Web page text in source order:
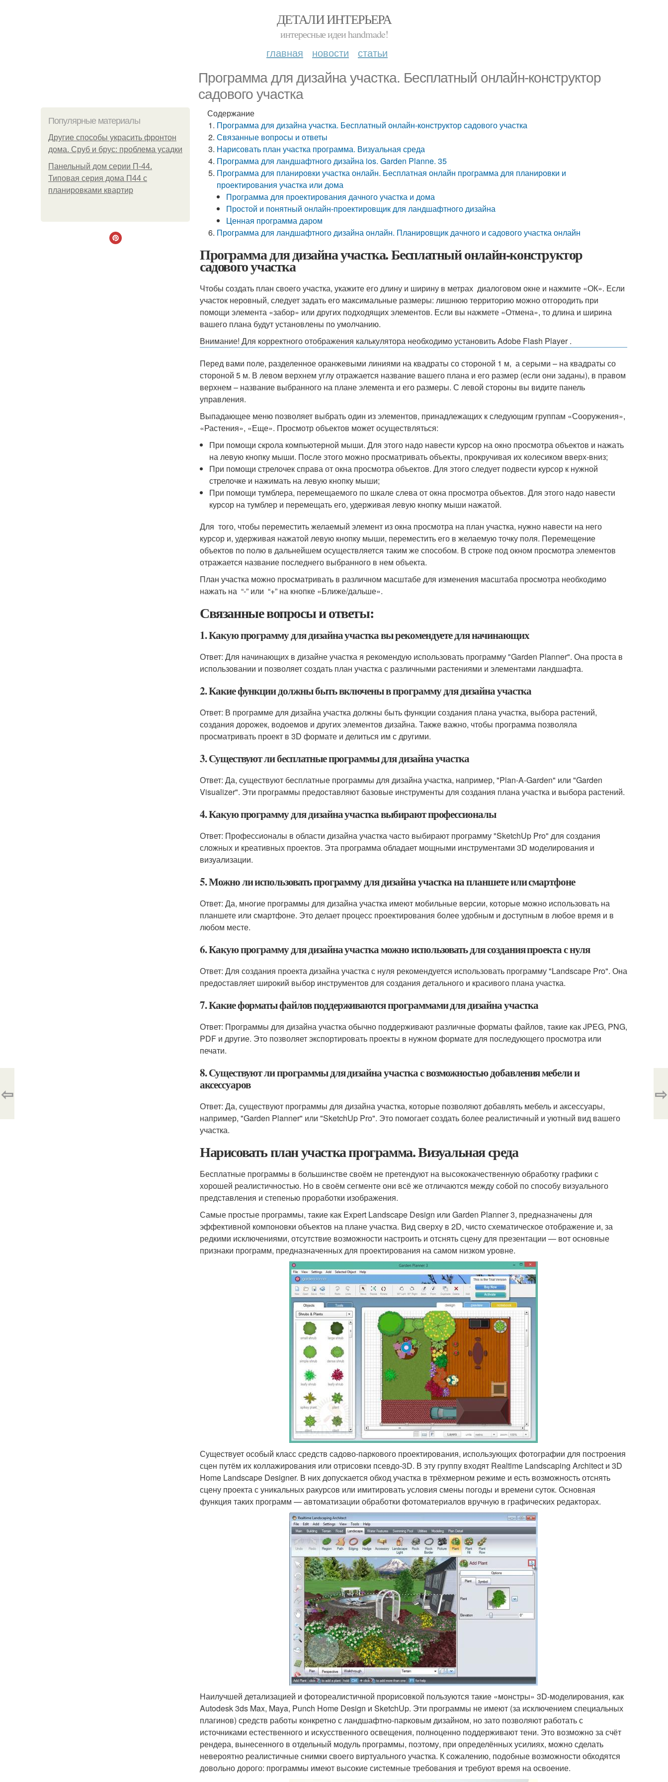
ДЕТАЛИ ИНТЕРЬЕРА
интересные идеи handmade!
главная новости статьи
Программа для дизайна участка. Бесплатный онлайн-конструктор
садового участка
Популярные материалы
Другие способы украсить фронтон
дома. Сруб и брус: проблема усадки
Панельный дом серии П-44.
Типовая серия дома П44 с
планировками квартир
Содержание
Программа для дизайна участка. Бесплатный онлайн-конструктор садового участка
Связанные вопросы и ответы
Нарисовать план участка программа. Визуальная среда
Программа для ландшафтного дизайна ios. Garden Planne. 35
Программа для планировки участка онлайн. Бесплатная онлайн программа для планировки и
проектирования участка или дома
Программа для проектирования дачного участка и дома
Простой и понятный онлайн-проектировщик для ландшафтного дизайна
Ценная программа даром
Программа для ландшафтного дизайна онлайн. Планировщик дачного и садового участка онлайн
Программа для дизайна участка. Бесплатный онлайн-конструктор
садового участка
Чтобы создать план своего участка, укажите его длину и ширину в метрах диалоговом окне и нажмите «ОК». Если
участок неровный, следует задать его максимальные размеры: лишнюю территорию можно отгородить при
помощи элемента «забор» или других подходящих элементов. Если вы нажмете «Отмена», то длина и ширина
вашего плана будут установлены по умолчанию.
Внимание! Для корректного отображения калькулятора необходимо установить Adobe Flash Player .
Перед вами поле, разделенное оранжевыми линиями на квадраты со стороной 1 м, а серыми – на квадраты со
стороной 5 м. В левом верхнем углу отражается название вашего плана и его размер (если они заданы), в правом
верхнем – название выбранного на плане элемента и его размеры. С левой стороны вы видите панель
управления.
Выпадающее меню позволяет выбрать один из элементов, принадлежащих к следующим группам «Сооружения»,
«Растения», «Еще». Просмотр объектов может осуществляться:
При помощи скрола компьютерной мыши. Для этого надо навести курсор на окно просмотра объектов и нажать
на левую кнопку мыши. После этого можно просматривать объекты, прокручивая их колесиком вверх-вниз;
При помощи стрелочек справа от окна просмотра объектов. Для этого следует подвести курсор к нужной
стрелочке и нажимать на левую кнопку мыши;
При помощи тумблера, перемещаемого по шкале слева от окна просмотра объектов. Для этого надо навести
курсор на тумблер и перемещать его, удерживая левую кнопку мыши нажатой.
Для того, чтобы переместить желаемый элемент из окна просмотра на план участка, нужно навести на него
курсор и, удерживая нажатой левую кнопку мыши, переместить его в желаемую точку поля. Перемещение
объектов по полю в дальнейшем осуществляется таким же способом. В строке под окном просмотра элементов
отражается название последнего выбранного в нем объекта.
План участка можно просматривать в различном масштабе для изменения масштаба просмотра необходимо
нажать на “-” или “+” на кнопке «Ближе/дальше».
Связанные вопросы и ответы:
1. Какую программу для дизайна участка вы рекомендуете для начинающих
Ответ: Для начинающих в дизайне участка я рекомендую использовать программу "Garden Planner". Она проста в
использовании и позволяет создать план участка с различными растениями и элементами ландшафта.
2. Какие функции должны быть включены в программу для дизайна участка
Ответ: В программе для дизайна участка должны быть функции создания плана участка, выбора растений,
создания дорожек, водоемов и других элементов дизайна. Также важно, чтобы программа позволяла
просматривать проект в 3D формате и делиться им с другими.
3. Существуют ли бесплатные программы для дизайна участка
Ответ: Да, существуют бесплатные программы для дизайна участка, например, "Plan-A-Garden" или "Garden
Visualizer". Эти программы предоставляют базовые инструменты для создания плана участка и выбора растений.
4. Какую программу для дизайна участка выбирают профессионалы
Ответ: Профессионалы в области дизайна участка часто выбирают программу "SketchUp Pro" для создания
сложных и креативных проектов. Эта программа обладает мощными инструментами 3D моделирования и
визуализации.
5. Можно ли использовать программу для дизайна участка на планшете или смартфоне
Ответ: Да, многие программы для дизайна участка имеют мобильные версии, которые можно использовать на
планшете или смартфоне. Это делает процесс проектирования более удобным и доступным в любое время и в
любом месте.
6. Какую программу для дизайна участка можно использовать для создания проекта с нуля
Ответ: Для создания проекта дизайна участка с нуля рекомендуется использовать программу "Landscape Pro". Она
предоставляет широкий выбор инструментов для создания детального и красивого плана участка.
7. Какие форматы файлов поддерживаются программами для дизайна участка
Ответ: Программы для дизайна участка обычно поддерживают различные форматы файлов, такие как JPEG, PNG,
PDF и другие. Это позволяет экспортировать проекты в нужном формате для последующего просмотра или
печати.
8. Существуют ли программы для дизайна участка с возможностью добавления мебели и
аксессуаров
Ответ: Да, существуют программы для дизайна участка, которые позволяют добавлять мебель и аксессуары,
например, "Garden Planner" или "SketchUp Pro". Это помогает создать более реалистичный и уютный вид вашего
участка.
Нарисовать план участка программа. Визуальная среда
Бесплатные программы в большинстве своём не претендуют на высококачественную обработку графики с
хорошей реалистичностью. Но в своём сегменте они всё же отличаются между собой по способу визуального
представления и степенью проработки изображения.
Самые простые программы, такие как Expert Landscape Design или Garden Planner 3, предназначены для
эффективной компоновки объектов на плане участка. Вид сверху в 2D, чисто схематическое отображение и, за
редкими исключениями, отсутствие возможности настроить и отснять сцену для презентации — вот основные
признаки программ, предназначенных для проектирования на самом низком уровне.
Существует особый класс средств садово-паркового проектирования, использующих фотографии для построения
сцен путём их коллажирования или отрисовки псевдо-3D. В эту группу входят Realtime Landscaping Architect и 3D
Home Landscape Designer. В них допускается обход участка в трёхмерном режиме и есть возможность отснять
сцену проекта с уникальных ракурсов или имитировать условия смены погоды и времени суток. Основная
функция таких программ — автоматизации обработки фотоматериалов вручную в графических редакторах.
Наилучшей детализацией и фотореалистичной прорисовкой пользуются такие «монстры» 3D-моделирования, как
Autodesk 3ds Max, Maya, Punch Home Design и SketchUp. Эти программы не имеют (за исключением специальных
плагинов) средств работы конкретно с ландшафтно-парковым дизайном, но зато позволяют работать с
источниками естественного и искусственного освещения, полноценно поддерживают тени. Это возможно за счёт
рендера, вынесенного в отдельный модуль программы, поэтому, при определённых усилиях, можно сделать
невероятно реалистичные снимки своего виртуального участка. К сожалению, подобные возможности обходятся
довольно дорого: программы имеют высокие системные требования и требуют время на освоение.
⇦ ⇨